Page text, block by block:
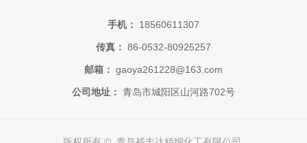
手机： 18560611307
传真： 86-0532-80925257
邮箱： gaoya261228@163.com
公司地址： 青岛市城阳区山河路702号